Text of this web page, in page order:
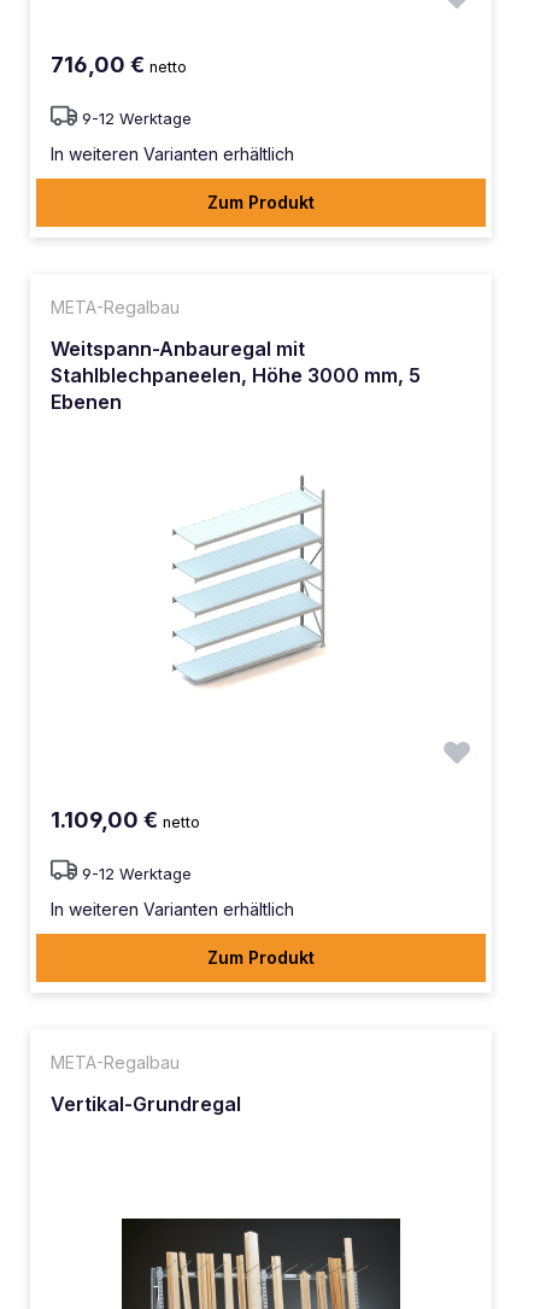
716,00 € netto
9-12 Werktage
In weiteren Varianten erhältlich
Zum Produkt
META-Regalbau
Weitspann-Anbauregal mit
Stahlblechpaneelen, Höhe 3000 mm, 5
Ebenen
1.109,00 € netto
9-12 Werktage
In weiteren Varianten erhältlich
Zum Produkt
META-Regalbau
Vertikal-Grundregal